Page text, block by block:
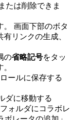
たは削除できま
。 画面下部のボタ
リンクの生成、
の省略記号をタッ
ールに保存する
ダに移動する
ォルダにコラボレ